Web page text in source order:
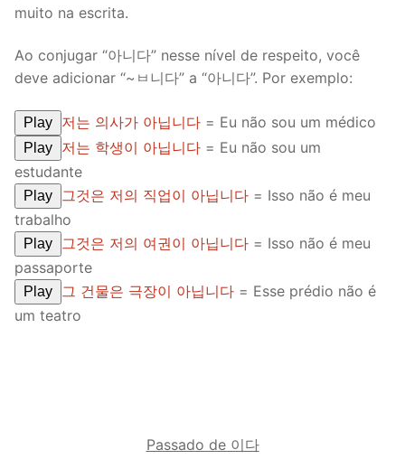
muito na escrita.
Ao conjugar “아니다” nesse nível de respeito, você
deve adicionar “~ㅂ니다” a “아니다”. Por exemplo:
Play 저는 의사가 아닙니다 = Eu não sou um médico
Play 저는 학생이 아닙니다 = Eu não sou um
estudante
Play 그것은 저의 직업이 아닙니다 = Isso não é meu
trabalho
Play 그것은 저의 여권이 아닙니다 = Isso não é meu
passaporte
Play 그 건물은 극장이 아닙니다 = Esse prédio não é
um teatro
Passado de 이다